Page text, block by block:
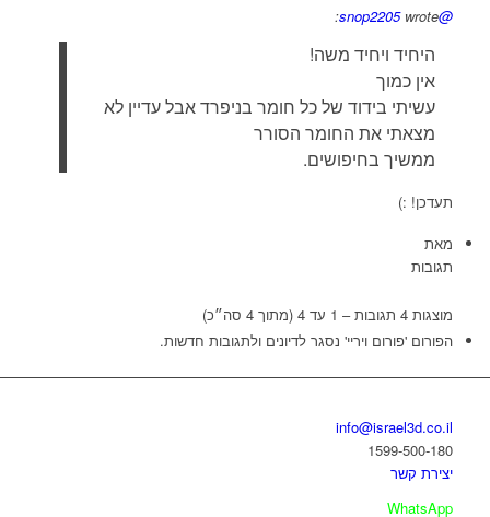
@snop2205
wrote:
היחיד ויחיד משה!
אין כמוך
עשיתי בידוד של כל חומר בניפרד אבל עדיין לא
מצאתי את החומר הסורר
ממשיך בחיפושים.
תעדכן! :)
מאת
תגובות
מוצגות 4 תגובות – 1 עד 4 (מתוך 4 סה״כ)
הפורום 'פורום ויריי' נסגר לדיונים ולתגובות חדשות.
info@israel3d.co.il
1599-500-180
יצירת קשר
WhatsApp